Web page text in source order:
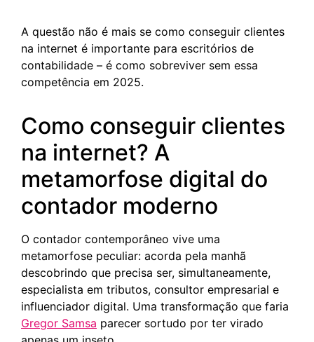
A questão não é mais se como conseguir clientes
na internet é importante para escritórios de
contabilidade – é como sobreviver sem essa
competência em 2025.
Como conseguir clientes
na internet? A
metamorfose digital do
contador moderno
O contador contemporâneo vive uma
metamorfose peculiar: acorda pela manhã
descobrindo que precisa ser, simultaneamente,
especialista em tributos, consultor empresarial e
influenciador digital. Uma transformação que faria
Gregor Samsa parecer sortudo por ter virado